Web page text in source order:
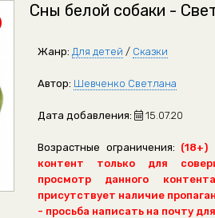
Сны белой собаки -
Жанр: Для детей / Сказки
Автор: Шевченко Светлана
Дата добавления: 15.07.20
Возрастные ограничения: (18+)
контент только для
просмотр данного
присутствует наличие
- просьба написать на почту